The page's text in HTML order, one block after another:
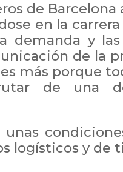
de
en la
demanda y
de la
más porque
de una
unas
logísticos y de